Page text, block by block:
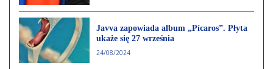
Javva zapowiada album „Pícaros”. Płyta
ukaże się 27 września
24/08/2024